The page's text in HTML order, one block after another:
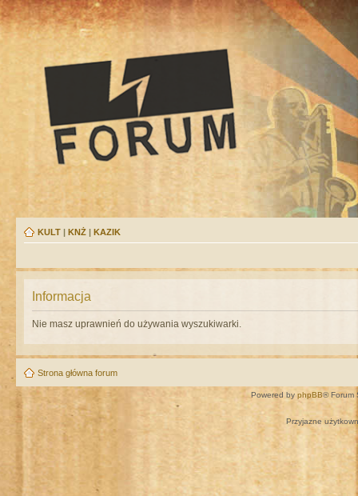
KULT | KNŻ | KAZIK
Informacja
Nie masz uprawnień do używania wyszukiwarki.
Strona główna forum
Powered by phpBB® Forum
Przyjazne